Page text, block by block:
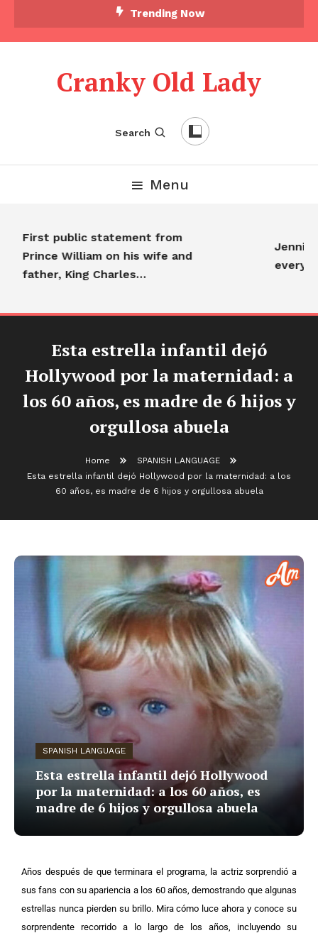
Trending Now
Cranky Old Lady
Search
Menu
First public statement from
Prince William on his wife and
father, King Charles…
Jennifer
Esta estrella infantil dejó
Hollywood por la maternidad: a
los 60 años, es madre de 6 hijos y
orgullosa abuela
Home
SPANISH LANGUAGE
Esta estrella infantil dejó Hollywood por la maternidad: a los
60 años, es madre de 6 hijos y orgullosa abuela
SPANISH LANGUAGE
Esta estrella infantil dejó Hollywood
por la maternidad: a los 60 años, es
madre de 6 hijos y orgullosa abuela
Años después de que terminara el programa, la actriz sorprendió a
sus fans con su apariencia a los 60 años, demostrando que algunas
estrellas nunca pierden su brillo. Mira cómo luce ahora y conoce su
sorprendente recorrido a lo largo de los años, incluyendo su